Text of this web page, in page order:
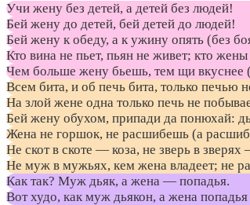
Учи жену без детей, а детей без людей!
Бей жену до детей, бей детей до людей!
Бей жену к обеду, а к ужину опять (без
Кто вина не пьет, пьян не живет; кто
Чем больше жену бьешь, тем щи вкуснее
Всем бита, и об печь бита, только печью
На злой жене одна только печь не
Бей жену обухом, припади да понюхай:
Жена не горшок, не расшибешь (а
Не скот в скоте — коза, не зверь в
Не муж в мужьях, кем жена владеет; не
Как так? Муж дьяк, а жена — попадья.
Вот худо, как муж дьякон, а жена попадья